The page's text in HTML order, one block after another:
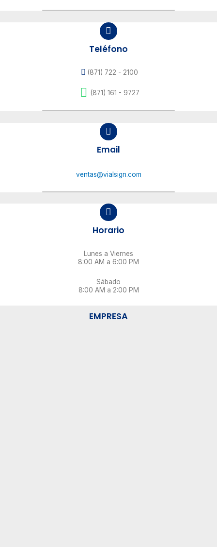
Teléfono
(871) 722 - 2100
(871) 161 - 9727
Email
ventas@vialsign.com
Horario
Lunes a Viernes
8:00 AM a 6:00 PM
Sábado
8:00 AM a 2:00 PM
EMPRESA